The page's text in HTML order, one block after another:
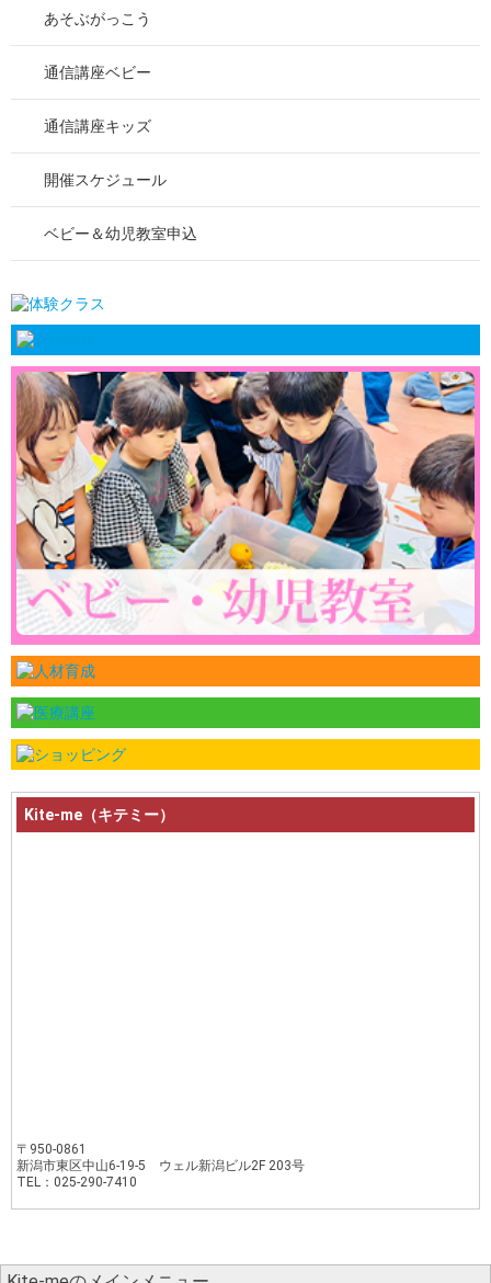
あそぶがっこう
通信講座ベビー
通信講座キッズ
開催スケジュール
ベビー＆幼児教室申込
Kite-me（キテミー）
〒950-0861
新潟市東区中山6-19-5 ウェル新潟ビル2F 203号
TEL：025-290-7410